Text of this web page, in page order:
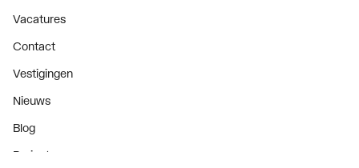
Vacatures
Contact
Vestigingen
Nieuws
Blog
Projecten